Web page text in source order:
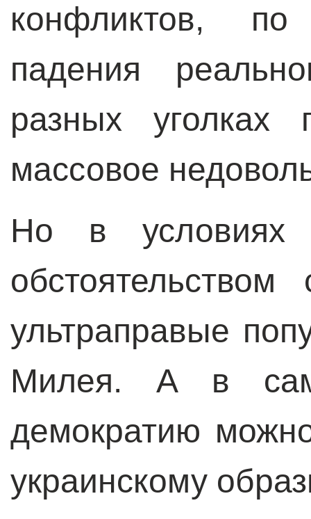
конфликтов,
падения
разных уголках
массовое
Но в условиях
обстоятельством
ультраправые
Милея. А в
демократию
украинскому